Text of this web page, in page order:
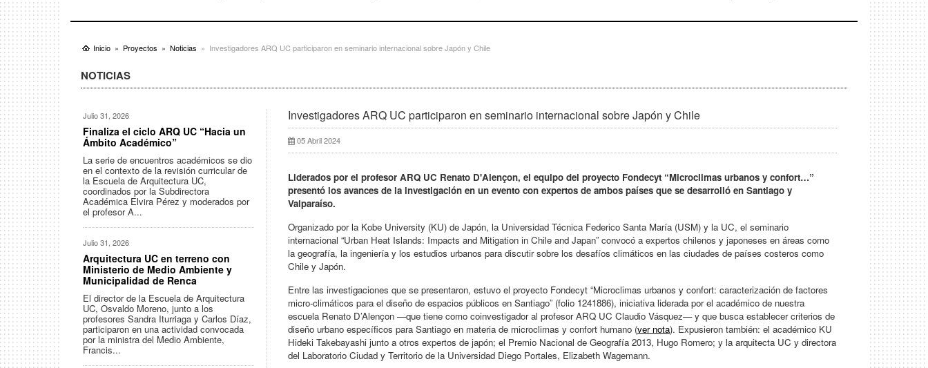
Inicio Proyectos Noticias Investigadores ARQ UC participaron en seminario internacional sobre Japón y Chile
NOTICIAS
Investigadores ARQ UC participaron en seminario internacional sobre Japón y Chile
05 Abril 2024
Liderados por el profesor ARQ UC Renato D'Alençon, el equipo del proyecto Fondecyt “Microclimas urbanos y confort…”
presentó los avances de la investigación en un evento con expertos de ambos países que se desarrolló en Santiago y
Valparaíso.
Organizado por la Kobe University (KU) de Japón, la Universidad Técnica Federico Santa María (USM) y la UC, el seminario
internacional “Urban Heat Islands: Impacts and Mitigation in Chile and Japan” convocó a expertos chilenos y japoneses en áreas como
la geografía, la ingeniería y los estudios urbanos para discutir sobre los desafíos climáticos en las ciudades de países costeros como
Chile y Japón.
Entre las investigaciones que se presentaron, estuvo el proyecto Fondecyt “Microclimas urbanos y confort: caracterización de factores
micro-climáticos para el diseño de espacios públicos en Santiago” (folio 1241886), iniciativa liderada por el académico de nuestra
escuela Renato D’Alençon —que tiene como coinvestigador al profesor ARQ UC Claudio Vásquez— y que busca establecer criterios de
diseño urbano específicos para Santiago en materia de microclimas y confort humano (ver nota). Expusieron también: el académico KU
Hideki Takebayashi junto a otros expertos de japón; el Premio Nacional de Geografía 2013, Hugo Romero; y la arquitecta UC y directora
del Laboratorio Ciudad y Territorio de la Universidad Diego Portales, Elizabeth Wagemann.
Julio 31, 2026
Finaliza el ciclo ARQ UC “Hacia un
Ámbito Académico”
La serie de encuentros académicos se dio
en el contexto de la revisión curricular de
la Escuela de Arquitectura UC,
coordinados por la Subdirectora
Académica Elvira Pérez y moderados por
el profesor A...
Julio 31, 2026
Arquitectura UC en terreno con
Ministerio de Medio Ambiente y
Municipalidad de Renca
El director de la Escuela de Arquitectura
UC, Osvaldo Moreno, junto a los
profesores Sandra Iturriaga y Carlos Díaz,
participaron en una actividad convocada
por la ministra del Medio Ambiente,
Francis...